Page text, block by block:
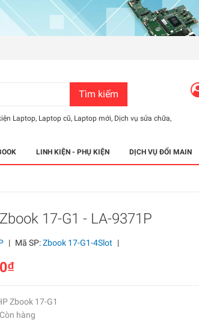
Tìm kiếm
Laptop, Laptop cũ, Laptop mới, Dịch vụ sửa chữa,
LINH KIỆN - PHỤ KIỆN DỊCH VỤ ĐỔI MAIN
17-G1 - LA-9371P
| Mã SP:Zbook 17-G1-4Slot |
Zbook 17-G1
hàng